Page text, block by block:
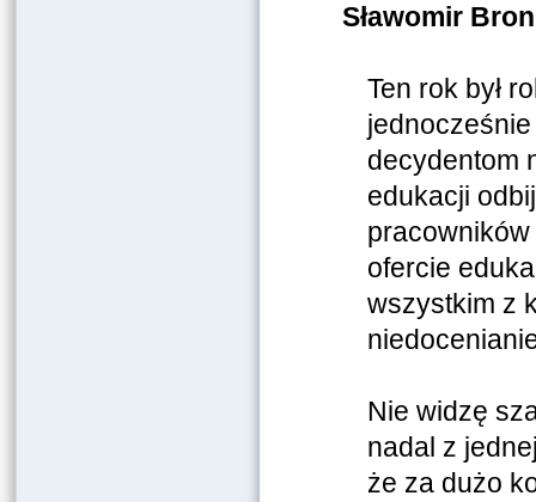
Sławomir
Ten rok był
jednocześnie
decydentom
edukacji
ofercie
wszystkim z
Nie widzę
nadal z
że za dużo